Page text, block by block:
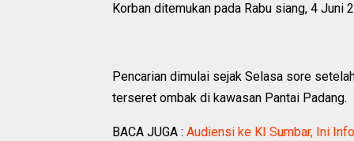
Korban ditemukan pada Rabu siang, 4 Juni
Pencarian dimulai sejak Selasa sore
terseret ombak di kawasan Pantai Padang.
BACA JUGA : Audiensi ke KI Sumbar, Ini